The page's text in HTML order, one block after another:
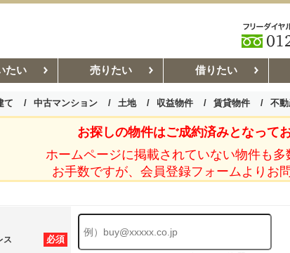
たい 売りたい 借りたい
て 中古マンション 土地 収益物件 賃貸物件 不
お部屋探しコラム 賃貸管理コ
お探しの物件はご成約済みとなってお
ホームページに掲載されていない物件も多
お手数ですが、会員登録フォームよりお
必須
ス